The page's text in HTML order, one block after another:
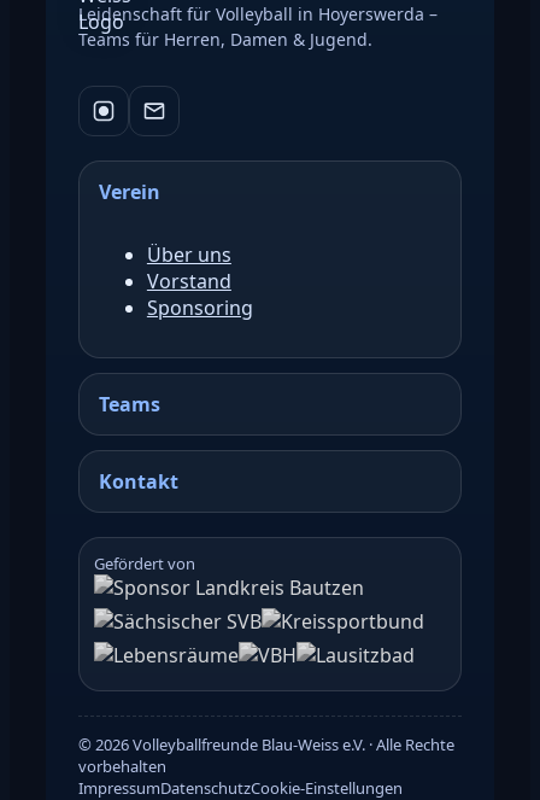
Leidenschaft für Volleyball in Hoyerswerda –
Teams für Herren, Damen & Jugend.
Verein
Über uns
Vorstand
Sponsoring
Teams
Kontakt
Gefördert von
©2026Volleyballfreunde Blau-Weiss e.V. · Alle Rechte
vorbehalten
ImpressumDatenschutzCookie-Einstellungen